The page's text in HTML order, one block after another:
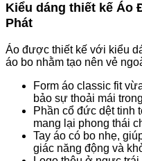
Kiểu dáng thiết kế Áo
Phát
Áo được thiết kế với kiểu
áo bo nhằm tạo nên vẻ
Form áo classic fit
bảo sự thoải mái
Phần cổ đức dệt tinh
mang lại phong thái
Tay áo có bo nhẹ,
giác năng động và